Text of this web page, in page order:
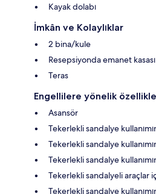
Kayak dolabı
İmkân ve Kolaylıklar
2 bina/kule
Resepsiyonda emanet kasası
Teras
Engellilere yönelik
Asansör
Tekerlekli sandalye
Tekerlekli sandalye
Tekerlekli sandalye
Tekerlekli sandalyeli araçlar
Tekerlekli sandalye